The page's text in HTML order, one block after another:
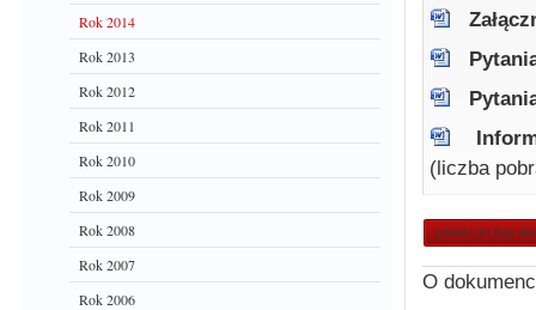
Rok 2014
Rok 2013
Rok 2012
Rok 2011
Rok 2010
Rok 2009
Rok 2008
Rok 2007
Rok 2006
(liczba
powrót do listy
O